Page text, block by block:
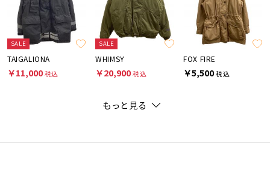
SALE
TAIGALIONA
￥11,000税込
SALE
WHIMSY
￥20,900税込
FOX FIRE
￥5,500税込
もっと見る